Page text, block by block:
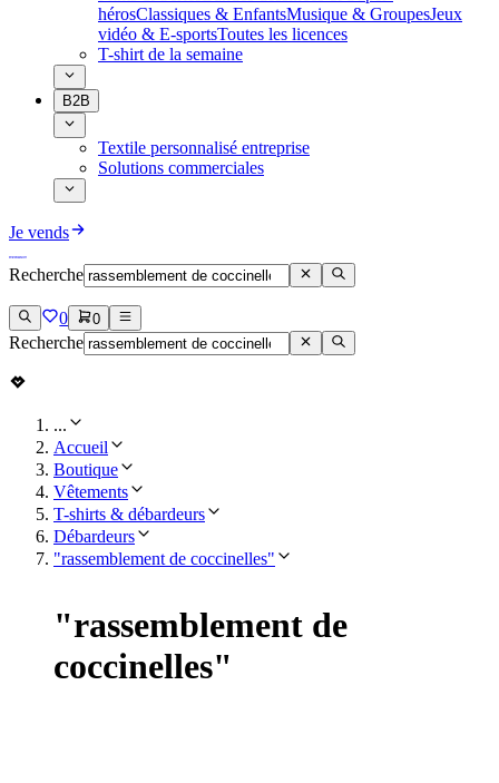
hérosClassiques & EnfantsMusique & GroupesJeux
vidéo & E-sportsToutes les licences
T-shirt de la semaine
B2B
Textile personnalisé entreprise
Solutions commerciales
Je vends
Recherche
0 0
Recherche
...
Accueil
Boutique
Vêtements
T-shirts & débardeurs
Débardeurs
"rassemblement de coccinelles"
"rassemblement de
coccinelles"